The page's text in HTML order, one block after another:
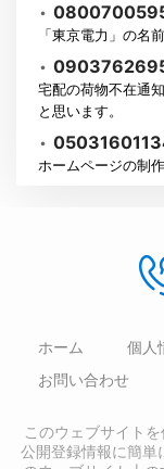
•
「東京電力」の名
•
宅配の荷物不在通
と思います。
•
ホームページの制作
ホーム 個人
お問い合わせ
このウェブサイト
公開登録情報に簡単